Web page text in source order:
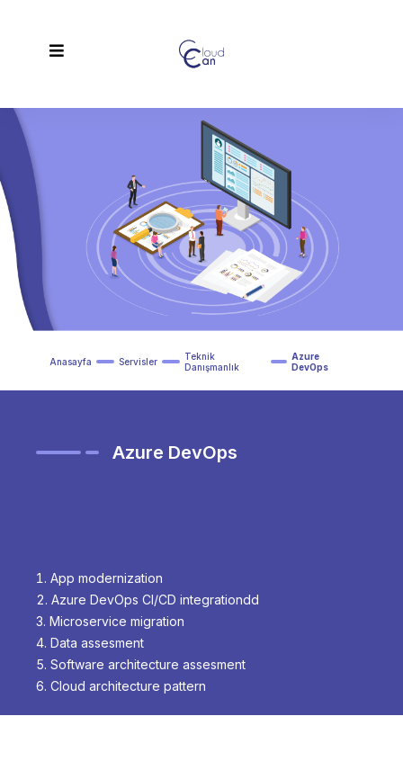
Anasayfa Servisler
Teknik
Danışmanlık
Azure
DevOps
Azure DevOps
App modernization
Azure DevOps CI/CD integrationdd
Microservice migration
Data assesment
Software architecture assesment
Cloud architecture pattern